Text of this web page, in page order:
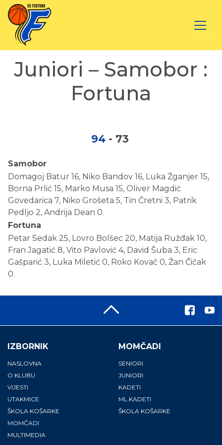
Juniori – Samobor :
Fortuna
94 - 73
Samobor
Domagoj Batur 16, Niko Bandov 16, Luka Žganjer 15,
Borna Prlić 15, Marko Musa 15, Oliver Magdić
Govedarica 7, Niko Grošeta 5, Tin Čretni 3, Patrik
Pedljo 2, Andrija Dean 0.
Fortuna
Petar Sedak 25, Lovro Bolšec 20, Matija Ružđak 10,
Fran Jagatić 8, Vito Pavlović 4, David Šuba 3, Eric
Gašparić 3, Luka Miletić 0, Roko Kovač 0, Žan Čičak
0.
IZBORNIK
NASLOVNA
O KLUBU
VIJESTI
UTAKMICE
ŠKOLA KOŠARKE
MOMČADI
MULTIMEDIA
MOMČADI
SENIORI
JUNIORI
KADETI
ML.KADETI
ŠKOLA KOŠARKE